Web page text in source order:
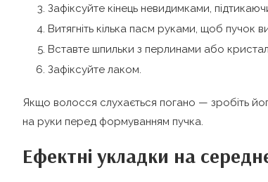
Зафіксуйте кінець невидимками,
Витягніть кілька пасм руками, щоб пучок
Вставте шпильки з перлинами або
Зафіксуйте лаком.
Якщо волосся слухається погано — зробіть
на руки перед формуванням пучка.
Ефектні укладки на